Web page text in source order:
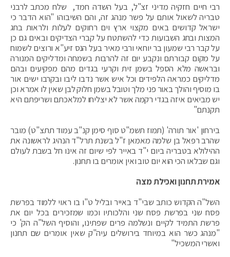
רבי חיים חזקיה מדיני זצ"ל, בעל השדה חמד, שלח מכתב לרבני
טבריה לשאול אותם על פשר מנהג זה, והם השיבוהו "הוא הדבר כי
ישראל קדושים באים מקצוי ארץ וים רחוקים לעלות ולראות בחג
המצות ובחג השבועות כדי להשתטח על קברי הצדיקים ובאים גם כן
על קבר רבי שמעון בר יוחאי ורבי מאיר בעל הנס זיע"א ורוצים לשמוח
על מקום קבורתם ונקבע יום זה להרבות בשמחה ומדליקים המנורה
ובראשה מלא הספל בשמן זית וקרעי בגדים מהם מפקיעים ובהם
מדליקים כמראה הלפידים וכל איש אשר נדבו ליבו ובקרבו ישים אור
בו מוסיף והולך באור פני מלך וטובל בשמן חלוק לבן שאין לו אמרא וכן
יש מביאים איזה בגדי רקמה אשר לא יצליחו למלאכתם ושריפתם היא
תקנתם"
בירחון 'אור תורה' (תמוז תשמ"ט סוף סימן קנ"ב עמוד תתצ"ט) מובר
שהרב רפאל בן שלמה מאמאן ז"ל בשנת תרל"ד הנהיג לראשונה את
ההילולא בטבריה ביום י"ד באייר לפי שיום זה אינו חל בשבת לעולם
וגם שבלאו הכי הוא יום טוב ואין אומרים בו תחנון.
אמירת תחנון ואכילת מצה
השל"ה הקדוש כותב שבי"ד באייר ובליל ט"ו בו ראוי ללמוד בפרשת
פסח שני בפרשת פסח שני והלכותיו וכמו שמזכירים בכל יום את
פרשת התמיד לקיים ונשלמה פרים שפתינו, והוסיף השל"ה הק' כי
"מנהג כשר הוא במיוחד בירושלים עיה"ק שאין אומרים שם תחנון
ואשרי המשכיל"